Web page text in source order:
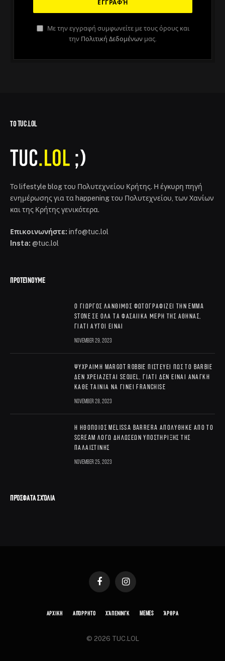
Με την εγγραφή συμφωνείτε με τους όρους και
την Πολιτική Δεδομένων μας.
ΤΟ TUC.LOL
Το lifestyle blog του Πολυτεχνείου Κρήτης. Η έγκυρη πηγή
ενημέρωσης για τα happening του Πολυτεχνείου, των Χανίων
και της Κρήτης γενικότερα.
Επικοινωνήστε: info@tuc.lol
Insta: @tuc.lol
ΠΡΟΤΕΊΝΟΥΜΕ
Ο Γιώργος Λάνθιμος φωτογραφίζει την Emma
Stone σε όλα τα φασαίικα μέρη της Αθήνας,
γιατί αυτοί είναι
November 29, 2023
Ψύχραιμη Margot Robbie πιστεύει πως το Barbie
δεν χρειάζεται sequel, γιατί δεν είναι ανάγκη
κάθε ταινία να γίνει franchise
November 28, 2023
Η ηθοποιός Melissa Barrera απολύθηκε από το
Scream λόγω δηλώσεων υποστήριξης της
Παλαιστίνης
November 25, 2023
ΠΡΌΣΦΑΤΑ ΣΧΌΛΙΑ
FacebookInstagram
ΑΡΧΙΚΗ ΑΠΌΡΡΗΤΟ ΧΆΠΕΝΙΝΓΚ MEMES ΆΡΘΡΑ
© 2026 TUC.LOL